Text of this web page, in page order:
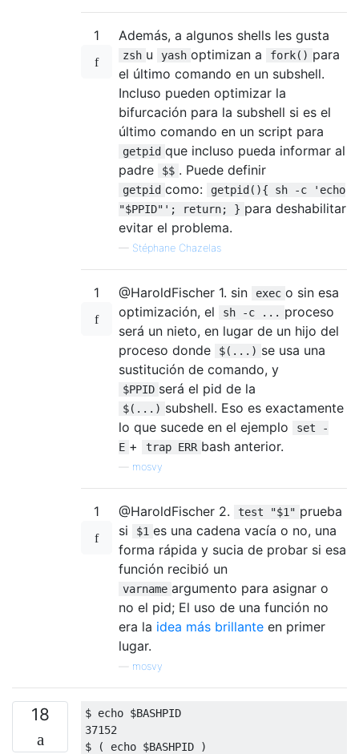
1 Además, a algunos shells les gusta
zsh u yash optimizan a fork() para
el último comando en un subshell.
Incluso pueden optimizar la
bifurcación para la subshell si es el
último comando en un script para
getpid que incluso pueda informar al
padre
$$ . Puede definir
getpid como:
getpid(){ sh -c 'echo
"$PPID"'; return; } para deshabilitar
evitar el problema.
— Stéphane Chazelas
1 @HaroldFischer 1. sin exec o sin esa
optimización, el
sh -c ... proceso
será un nieto, en lugar de un hijo del
proceso donde
$(...) se usa una
sustitución de comando, y
$PPID será el pid de la
$(...) subshell. Eso es exactamente
lo que sucede en el ejemplo
set -
E + trap ERR bash anterior.
mosvy
1 @HaroldFischer 2. test "$1" prueba
si
$1 es una cadena vacía o no, una
forma rápida y sucia de probar si esa
función recibió un
varname argumento para asignar o
no el pid; El uso de una función no
era la idea más brillante en primer
lugar.
mosvy
18
37152
$
( echo $BASHPID
)